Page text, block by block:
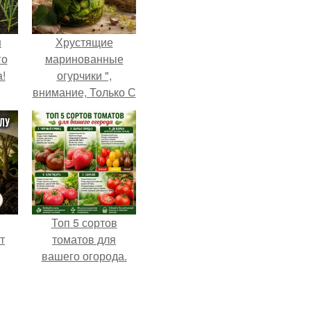
Хрустящие
маринованные
огурчики ",
внимание, Только С
Грядки".
Топ 5 сортов
томатов для
вашего огорода.